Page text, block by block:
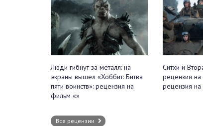
Люди гибнут за металл: на
экраны вышел «Хоббит: Битва
пяти воинств»: рецензия на
фильм «»
Ситхи и
рецензия на
рецензия
Все рецензии